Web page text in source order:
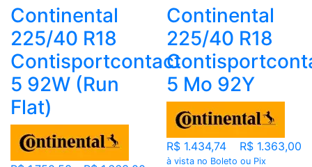
Continental
225/40 R18
Contisportcontact
5 92W (Run
Flat)
Continental
225/40 R18
5 Mo 92Y
R$ 1.434,74 R$ 1.363,00
à vista no Boleto ou Pix